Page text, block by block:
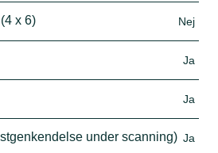
x 6) Nej
Ja
Ja
under scanning) Ja